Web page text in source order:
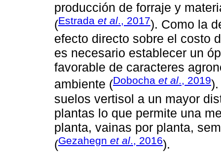
producción de forraje y
(Estrada et al., 2017). Como la
efecto directo sobre el costo
es necesario establecer un
favorable de caracteres
ambiente (Dobocha et al., 2019
suelos vertisol a un mayor
plantas lo que permite una
planta, vainas por planta,
(Gezahegn et al., 2016).